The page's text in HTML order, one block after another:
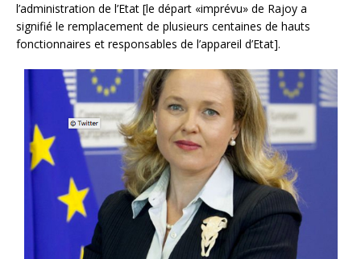
l’administration de l’Etat [le départ «imprévu» de Rajoy a
signifié le remplacement de plusieurs centaines de hauts
fonctionnaires et responsables de l’appareil d’Etat].